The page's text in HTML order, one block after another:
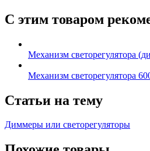
С этим товаром
Механизм светорегулятора
Механизм светорегулятора
Статьи на тему
Диммеры или светорегуляторы